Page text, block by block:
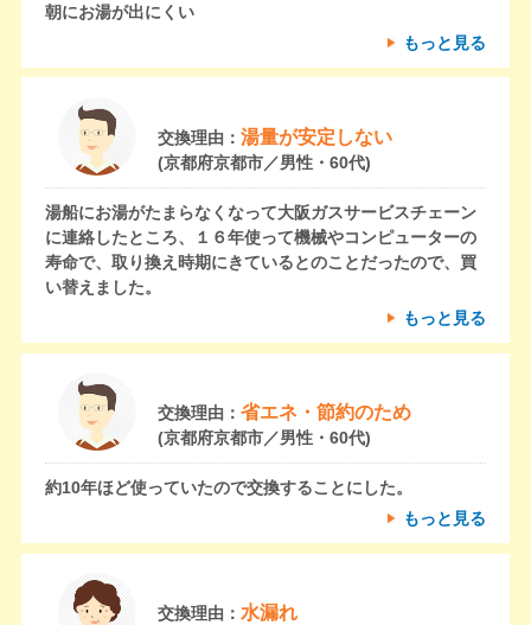
朝にお湯が出にくい
もっと見る
交換理由： 湯量が安定しない
(京都府京都市／男性・60代)
湯船にお湯がたまらなくなって大阪ガスサービスチェーン
に連絡したところ、１６年使って機械やコンピューターの
寿命で、取り換え時期にきているとのことだったので、買
い替えました。
もっと見る
交換理由： 省エネ・節約のため
(京都府京都市／男性・60代)
約10年ほど使っていたので交換することにした。
もっと見る
交換理由： 水漏れ